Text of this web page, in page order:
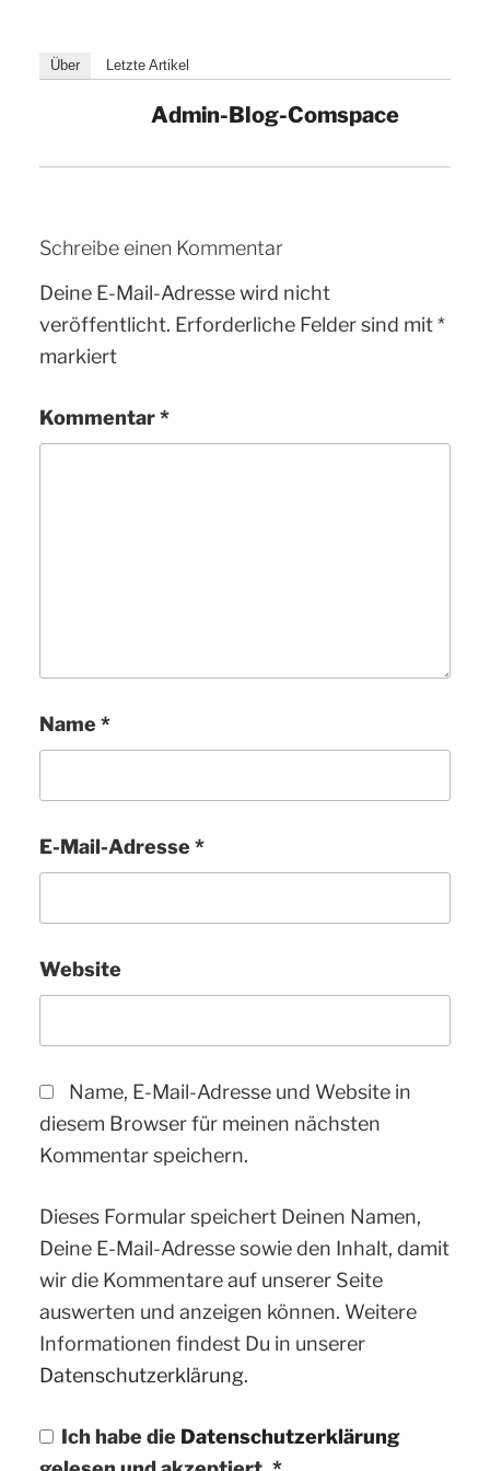
Über Letzte Artikel
Admin-Blog-Comspace
Schreibe einen Kommentar
Deine E-Mail-Adresse wird nicht
veröffentlicht. Erforderliche Felder sind mit*
markiert
Kommentar*
Name *
E-Mail-Adresse *
Website
Name, E-Mail-Adresse und Website in
diesem Browser für meinen nächsten
Kommentar speichern.
Dieses Formular speichert Deinen Namen,
Deine E-Mail-Adresse sowie den Inhalt, damit
wir die Kommentare auf unserer Seite
auswerten und anzeigen können. Weitere
Informationen findest Du in unserer
Datenschutzerklärung.
Ich habe die Datenschutzerklärung